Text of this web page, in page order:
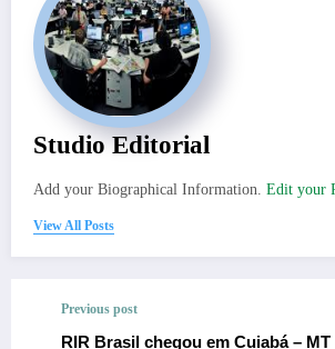
Studio Editorial
Add your Biographical Information. Edit your
View All Posts
Previous post
RIR Brasil chegou em Cuiabá – MT